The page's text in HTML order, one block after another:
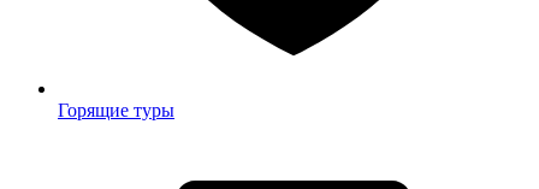
Горящие туры